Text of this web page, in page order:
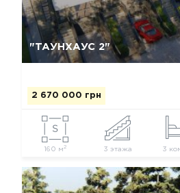
"ТАУНХАУС 2"
2 670 000 грн
160 м 2 3 этажа 3
Да, удалить Отмена